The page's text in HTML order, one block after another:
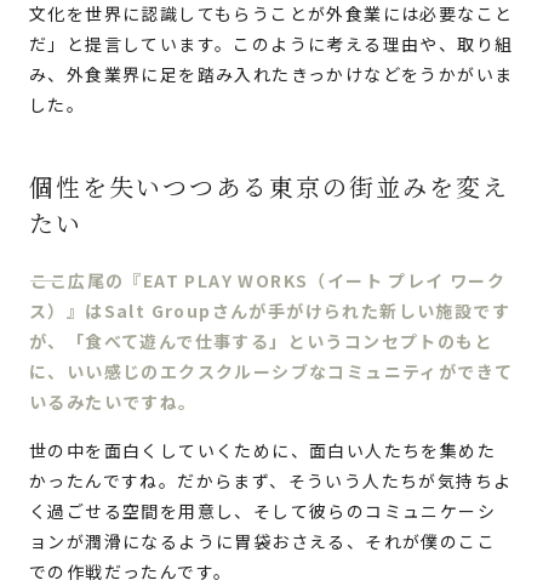
文化を世界に認識してもらうことが外食業には必要なこと
だ」と提言しています。このように考える理由や、取り組
み、外食業界に足を踏み入れたきっかけなどをうかがいま
した。
個性を失いつつある東京の街並みを変え
たい
ここ広尾の『EAT PLAY WORKS（イート プレイ ワーク
ス）』はSalt Groupさんが手がけられた新しい施設です
が、「食べて遊んで仕事する」というコンセプトのもと
に、いい感じのエクスクルーシブなコミュニティができて
いるみたいですね。
世の中を面白くしていくために、面白い人たちを集めた
かったんですね。だからまず、そういう人たちが気持ちよ
く過ごせる空間を用意し、そして彼らのコミュニケーシ
ョンが潤滑になるように胃袋おさえる、それが僕のここ
での作戦だったんです。